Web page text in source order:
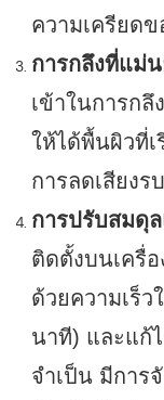
ความเครียด
การกลึงที่แม่
เข้าในการกลึ
ให้ได้พื้นผิวที่เ
การลดเสียงร
การปรับสมดุ
ติดตั้งบนเครื่
ด้วยความเร็ว
นาที) และแก้
จำเป็น มีการ